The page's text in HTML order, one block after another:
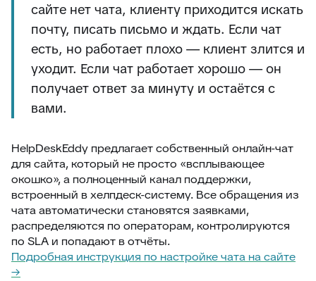
13 Регистрация заявки на портале
Упоминания в интернете
сайте нет чата, клиенту приходится искать
почту, писать письмо и ждать. Если чат
есть, но работает плохо — клиент злится и
уходит. Если чат работает хорошо — он
получает ответ за минуту и остаётся с
вами.
HelpDeskEddy предлагает собственный онлайн-чат
для сайта, который не просто «всплывающее
окошко», а полноценный канал поддержки,
встроенный в хелпдеск-систему. Все обращения из
чата автоматически становятся заявками,
распределяются по операторам, контролируются
по SLA и попадают в отчёты.
Подробная инструкция по настройке чата на сайте
→